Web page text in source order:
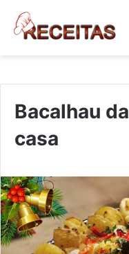
Bacalhau
casa